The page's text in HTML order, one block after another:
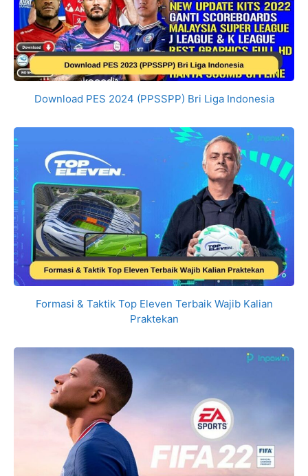
Download PES 2024 (PPSSPP) Bri Liga Indonesia
Formasi & Taktik Top Eleven Terbaik Wajib Kalian
Praktekan